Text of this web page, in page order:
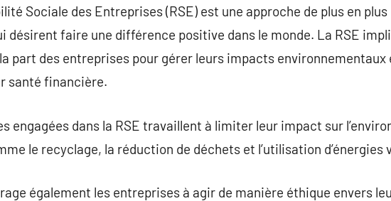
Sociale des Entreprises (RSE) est une approche de plus en
désirent faire une différence positive dans le monde. La RSE
part des entreprises pour gérer leurs impacts
santé financière.
engagées dans la RSE travaillent à limiter leur impact sur
le recyclage, la réduction de déchets et l’utilisation d’énergies
également les entreprises à agir de manière éthique envers